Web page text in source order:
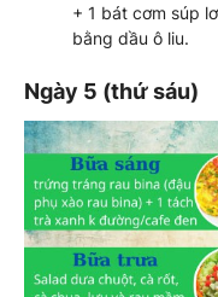
+ 1 bát cơm súp
bằng dầu ô liu.
Ngày 5 (thứ sáu)